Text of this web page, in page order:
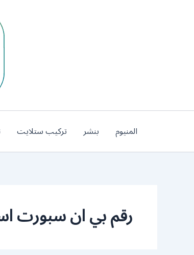
المنيوم بنشر تركيب ستلايت
رقم بي ان سبورت